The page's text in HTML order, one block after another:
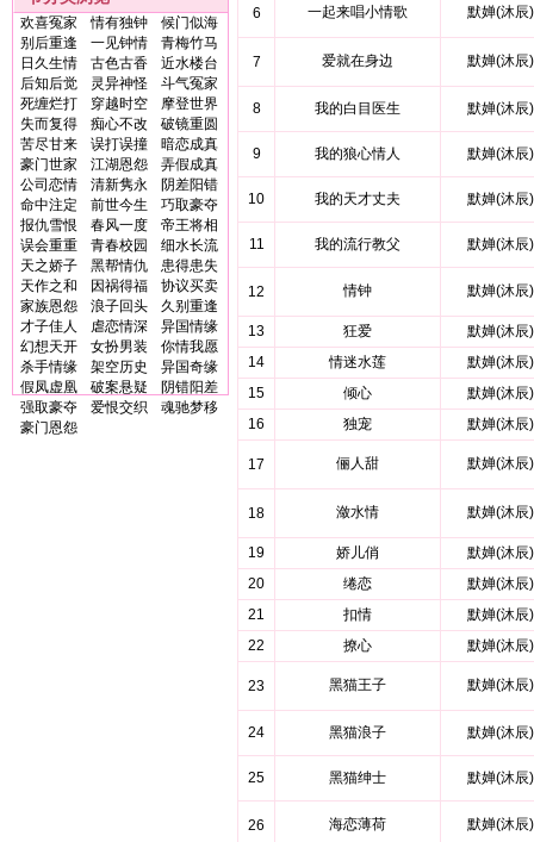
欢喜冤家 情有独钟
候门似海
别后重逢
一见钟情
青梅竹马
日久生情
古色古香
近水楼台
后知后觉
灵异神怪
斗气冤家
死缠烂打
穿越时空
摩登世界
失而复得
痴心不改
破镜重圆
苦尽甘来
误打误撞
暗恋成真
豪门世家
江湖恩怨
弄假成真
公司恋情
清新隽永
阴差阳错
命中注定
前世今生
巧取豪夺
报仇雪恨
春风一度
帝王将相
误会重重
青春校园
细水长流
天之娇子
黑帮情仇
患得患失
天作之和
因祸得福
协议买卖
家族恩怨
浪子回头
久别重逢
才子佳人
虐恋情深
异国情缘
幻想天开
女扮男装
你情我愿
杀手情缘
架空历史
异国奇缘
假凤虚凰
破案悬疑
阴错阳差
强取豪夺
爱恨交织
魂驰梦移
豪门恩怨
6 一起来唱小情歌 默婵(沐辰)
7 爱就在身边 默婵(沐辰)
8 我的白目医生 默婵(沐辰)
9 我的狼心情人 默婵(沐辰)
10 我的天才丈夫 默婵(沐辰)
11 我的流行教父 默婵(沐辰)
12 情钟 默婵(沐辰)
13 狂爱
默婵(沐辰)
14
情迷水莲
默婵(沐辰)
15
倾心
默婵(沐辰)
16
独宠 默婵(沐辰)
17 俪人甜 默婵(沐辰)
18 潋水情 默婵(沐辰)
19 娇儿俏
默婵(沐辰)
20
绻恋
默婵(沐辰)
21
扣情
默婵(沐辰)
22
撩心 默婵(沐辰)
23 黑猫王子 默婵(沐辰)
24 黑猫浪子 默婵(沐辰)
25 黑猫绅士 默婵(沐辰)
26 海恋薄荷 默婵(沐辰)